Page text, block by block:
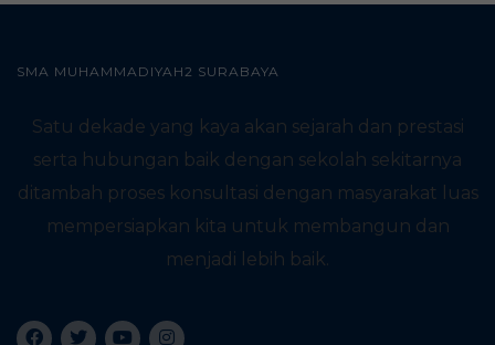
SMA MUHAMMADIYAH2 SURABAYA
Satu dekade yang kaya akan sejarah dan prestasi
serta hubungan baik dengan sekolah sekitarnya
ditambah proses konsultasi dengan masyarakat luas
mempersiapkan kita untuk membangun dan
menjadi lebih baik.